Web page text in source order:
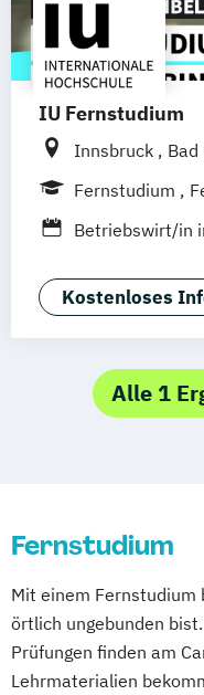
IU Fernstudium
Innsbruck Bad
Rostock
Aachen Basel
Karlsruhe
Offenbach
Wien Zürich
Friedrichshafen
Münster
Trier
Fernstudium
Betriebswirt/in
Gesundheits-
(DE/EN)
Pflege
Kostenloses
Alle 1
Fernstudium
Mit einem Fernstudium
örtlich ungebunden
Prüfungen finden am
Lehrmaterialien